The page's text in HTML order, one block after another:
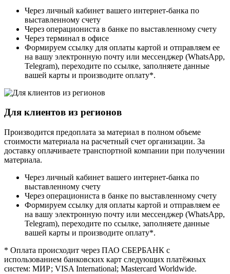
Через личный кабинет вашего интернет-банка по
выставленному счету
Через операциониста в банке по выставленному счету
Через терминал в офисе
Формируем ссылку для оплаты картой и отправляем ее
на вашу электронную почту или мессенджер (WhatsApp,
Telegram), переходите по ссылке, заполняете данные
вашей карты и производите оплату*.
Для клиентов из регионов
Производится предоплата за материал в полном объеме
стоимости материала на расчетный счет организации. За
доставку оплачиваете транспортной компании при получении
материала.
Через личный кабинет вашего интернет-банка по
выставленному счету
Через операциониста в банке по выставленному счету
Формируем ссылку для оплаты картой и отправляем ее
на вашу электронную почту или мессенджер (WhatsApp,
Telegram), переходите по ссылке, заполняете данные
вашей карты и производите оплату*.
* Оплата происходит через ПАО СБЕРБАНК с
использованием банковских карт следующих платёжных
систем: МИР; VISA International; Mastercard Worldwide.